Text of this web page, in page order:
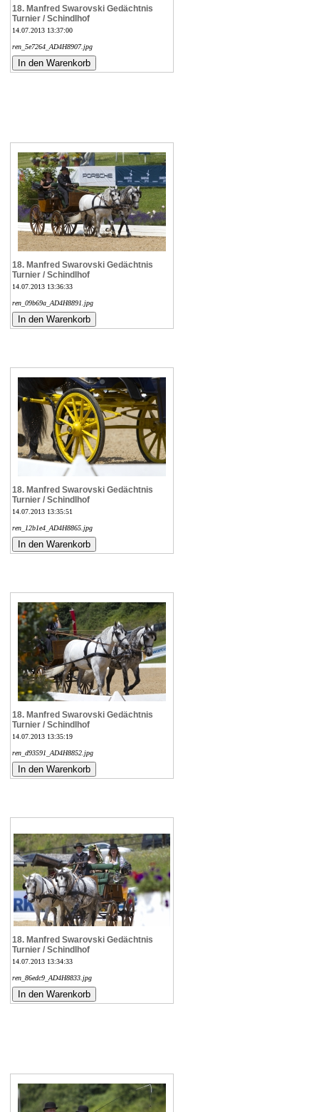
18. Manfred Swarovski Gedächtnis
Turnier / Schindlhof
14.07.2013 13:37:00
ren_5e7264_AD4H8907.jpg
18. Manfred Swarovski Gedächtnis
Turnier / Schindlhof
14.07.2013 13:36:33
ren_09b69a_AD4H8891.jpg
18. Manfred Swarovski Gedächtnis
Turnier / Schindlhof
14.07.2013 13:35:51
ren_12b1e4_AD4H8865.jpg
18. Manfred Swarovski Gedächtnis
Turnier / Schindlhof
14.07.2013 13:35:19
ren_d93591_AD4H8852.jpg
18. Manfred Swarovski Gedächtnis
Turnier / Schindlhof
14.07.2013 13:34:33
ren_86edc9_AD4H8833.jpg